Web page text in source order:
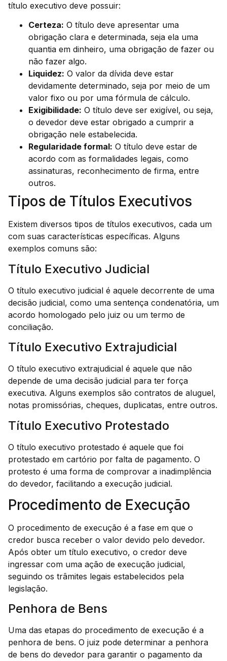
título executivo deve possuir:
Certeza: O título deve apresentar uma
obrigação clara e determinada, seja ela uma
quantia em dinheiro, uma obrigação de fazer ou
não fazer algo.
Liquidez: O valor da dívida deve estar
devidamente determinado, seja por meio de um
valor fixo ou por uma fórmula de cálculo.
Exigibilidade: O título deve ser exigível, ou seja,
o devedor deve estar obrigado a cumprir a
obrigação nele estabelecida.
Regularidade formal: O título deve estar de
acordo com as formalidades legais, como
assinaturas, reconhecimento de firma, entre
outros.
Tipos de Títulos Executivos
Existem diversos tipos de títulos executivos, cada um
com suas características específicas. Alguns
exemplos comuns são:
Título Executivo Judicial
O título executivo judicial é aquele decorrente de uma
decisão judicial, como uma sentença condenatória, um
acordo homologado pelo juiz ou um termo de
conciliação.
Título Executivo Extrajudicial
O título executivo extrajudicial é aquele que não
depende de uma decisão judicial para ter força
executiva. Alguns exemplos são contratos de aluguel,
notas promissórias, cheques, duplicatas, entre outros.
Título Executivo Protestado
O título executivo protestado é aquele que foi
protestado em cartório por falta de pagamento. O
protesto é uma forma de comprovar a inadimplência
do devedor, facilitando a execução judicial.
Procedimento de Execução
O procedimento de execução é a fase em que o
credor busca receber o valor devido pelo devedor.
Após obter um título executivo, o credor deve
ingressar com uma ação de execução judicial,
seguindo os trâmites legais estabelecidos pela
legislação.
Penhora de Bens
Uma das etapas do procedimento de execução é a
penhora de bens. O juiz pode determinar a penhora
de bens do devedor para garantir o pagamento da